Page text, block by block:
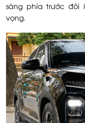
sáng phía trước
vọng.